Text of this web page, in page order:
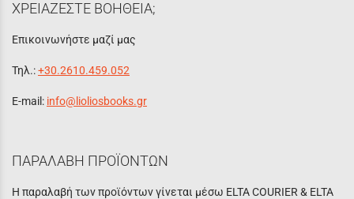
ΧΡΕΙΑΖΕΣΤΕ ΒΟΗΘΕΙΑ;
Επικοινωνήστε μαζί μας
Τηλ.:+30.2610.459.052
E-mail: info@lioliosbooks.gr
ΠΑΡΑΛΑΒΗ ΠΡΟΪΟΝΤΩΝ
Η παραλαβή των προϊόντων γίνεται μέσω ELTA COURIER & ELTA